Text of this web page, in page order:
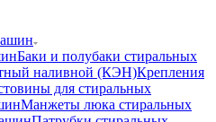
Баки и полубаки стиральных
наливной (КЭН)Крепления
для стиральных
Манжеты люка стиральных